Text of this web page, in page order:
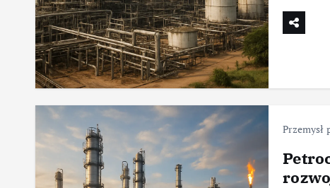
Przemysł